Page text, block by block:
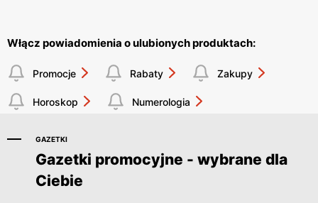
Włącz powiadomienia o ulubionych produktach:
Promocje Rabaty Zakupy
Horoskop Numerologia
GAZETKI
Gazetki promocyjne - wybrane dla
Ciebie